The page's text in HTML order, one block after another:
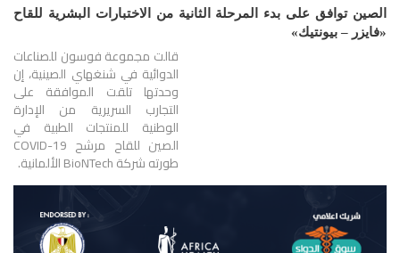
الصين توافق على بدء المرحلة الثانية من الاختبارات البشرية للقاح
«فايزر – بيونتيك»
قالت مجموعة فوسون للصناعات
الدوائية في شنغهاي الصينية، إن
وحدتها تلقت الموافقة على
التجارب السريرية من الإدارة
الوطنية للمنتجات الطبية في
الصين للقاح مرشح COVID-19
طورته شركة BioNTech الألمانية.